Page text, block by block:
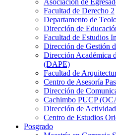
Asociación de
Facultad de Derecho 2
Departamento de
Dirección de
Facultad de Estudios
Dirección de Gestión
Dirección Académica
(DAPE)
Facultad de
Centro de Asesoría
Dirección de
Cachimbo PUCP
Dirección de
Centro de Estudios
Posgrado